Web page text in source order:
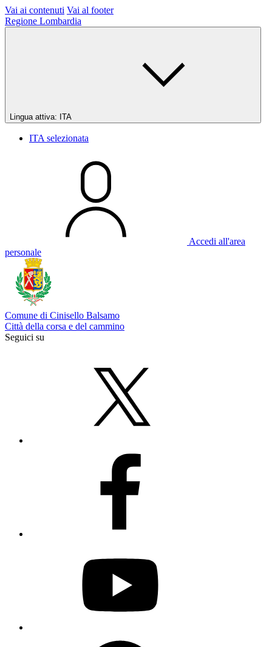
Vai ai contenuti Vai al footer
Regione Lombardia
Lingua attiva: ITA
ITA selezionata
Accedi all'area
personale
Comune di Cinisello Balsamo
Città della corsa e del cammino
Seguici su